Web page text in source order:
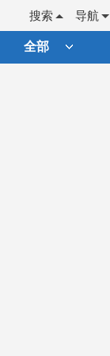
导航
搜索
全部